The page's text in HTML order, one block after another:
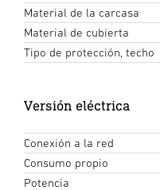
Material de la carcasa
Material de cubierta
Tipo de protección, techo
Versión eléctrica
Conexión a la red
Consumo propio
Potencia